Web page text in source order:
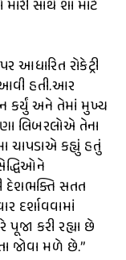
સાથે શા માટે
આધારિત રોકેટ્રી
આવી હતી.આર
કર્યું અને તેમાં મુખ્ય
લિબરલોએ તેના
ચાપડાએ કહ્યું હતું
દેશભક્તિ સતત
દર્શાવવામાં
કરી રહ્યા છે
જોવા મળે છે.”